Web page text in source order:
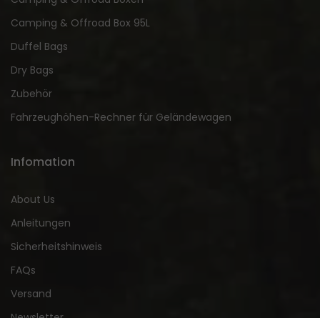
Camping & Offroad Box 95L
Duffel Bags
Dry Bags
Zubehör
Fahrzeughöhen-Rechner für Geländewagen
Infomation
About Us
Anleitungen
Sicherheitshinweis
FAQs
Versand